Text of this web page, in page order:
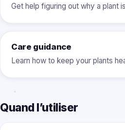
Get help figuring out why a plant
Care guidance
Learn how to keep your plants
Quand l’utiliser